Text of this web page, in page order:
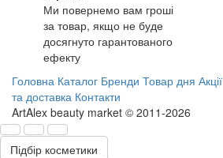
Ми повернемо вам гроші
за товар, якщо не буде
досягнуто гарантованого
ефекту
Головна Каталог Бренди Товар дня Акції
та доставка Контакти
ArtAlex beauty market © 2011-2026
Підбір косметики